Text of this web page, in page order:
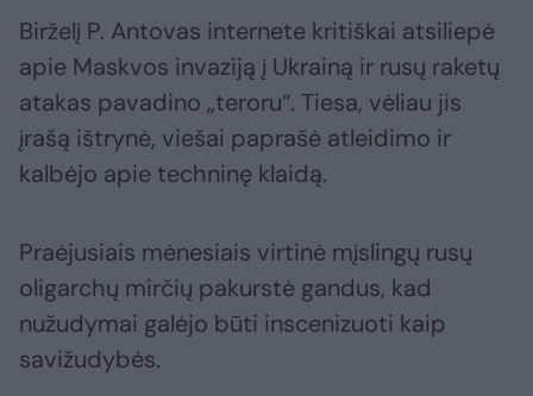
Birželį P. Antovas internete kritiškai atsiliepė
apie Maskvos invaziją į Ukrainą ir rusų raketų
atakas pavadino „teroru“. Tiesa, vėliau jis
įrašą ištrynė, viešai paprašė atleidimo ir
kalbėjo apie techninę klaidą.
Praėjusiais mėnesiais virtinė mįslingų rusų
oligarchų mirčių pakurstė gandus, kad
nužudymai galėjo būti inscenizuoti kaip
savižudybės.